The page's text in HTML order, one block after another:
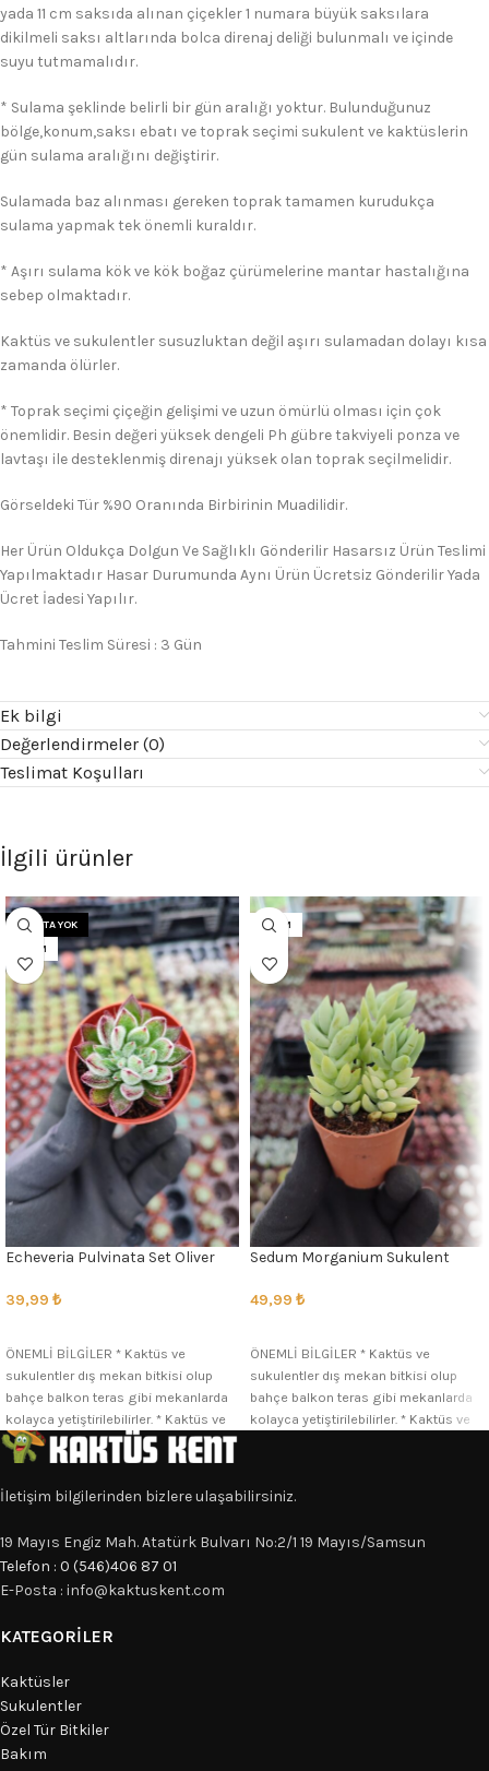
yada 11 cm saksıda alınan çiçekler 1 numara büyük saksılara
dikilmeli saksı altlarında bolca direnaj deliği bulunmalı ve içinde
suyu tutmamalıdır.
* Sulama şeklinde belirli bir gün aralığı yoktur. Bulunduğunuz
bölge,konum,saksı ebatı ve toprak seçimi sukulent ve kaktüslerin
gün sulama aralığını değiştirir.
Sulamada baz alınması gereken toprak tamamen kurudukça
sulama yapmak tek önemli kuraldır.
* Aşırı sulama kök ve kök boğaz çürümelerine mantar hastalığına
sebep olmaktadır.
Kaktüs ve sukulentler susuzluktan değil aşırı sulamadan dolayı kısa
zamanda ölürler.
* Toprak seçimi çiçeğin gelişimi ve uzun ömürlü olması için çok
önemlidir. Besin değeri yüksek dengeli Ph gübre takviyeli ponza ve
lavtaşı ile desteklenmiş direnajı yüksek olan toprak seçilmelidir.
Görseldeki Tür %90 Oranında Birbirinin Muadilidir.
Her Ürün Oldukça Dolgun Ve Sağlıklı Gönderilir Hasarsız Ürün Teslimi
Yapılmaktadır Hasar Durumunda Aynı Ürün Ücretsiz Gönderilir Yada
Ücret İadesi Yapılır.
Tahmini Teslim Süresi : 3 Gün
Ek bilgi
Değerlendirmeler (0)
Teslimat Koşulları
İlgili ürünler
STOKTA YOK
5.5CM
Echeveria Pulvinata Set Oliver
39,99 ₺
ÖNEMLİ BİLGİLER * Kaktüs ve
sukulentler dış mekan bitkisi olup
bahçe balkon teras gibi mekanlarda
kolayca yetiştirilebilirler. * Kaktüs ve
5.5CM
Sedum Morganium Sukulent
49,99 ₺
ÖNEMLİ BİLGİLER * Kaktüs ve
sukulentler dış mekan bitkisi olup
bahçe balkon teras gibi mekanlarda
kolayca yetiştirilebilirler. * Kaktüs ve
İletişim bilgilerinden bizlere ulaşabilirsiniz.
19 Mayıs Engiz Mah. Atatürk Bulvarı No:2/1 19 Mayıs/Samsun
Telefon : 0 (546)406 87 01
E-Posta : info@kaktuskent.com
KATEGORILER
Kaktüsler
Sukulentler
Özel Tür Bitkiler
Bakım